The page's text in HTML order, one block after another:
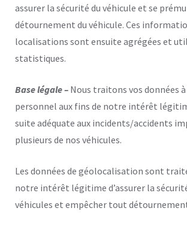
assurer la sécurité du véhicule et se
détournement du véhicule. Ces
localisations sont ensuite agrégées et
statistiques.
Base légale – Nous traitons vos données
personnel aux fins de notre intérêt
suite adéquate aux incidents/accidents
plusieurs de nos véhicules.
Les données de géolocalisation sont
notre intérêt légitime d’assurer la
véhicules et empêcher tout